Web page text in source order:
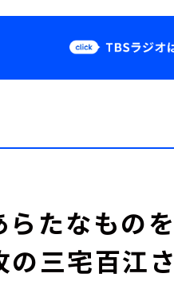
たなものを
三宅百江さ